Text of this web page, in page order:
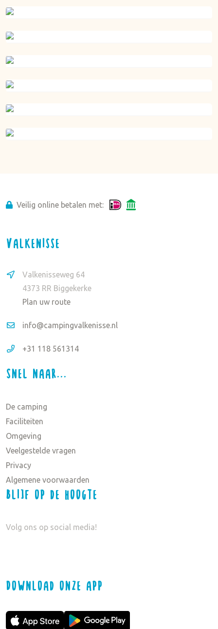
Veilig online betalen met:
Valkenisse
Valkenisseweg 64
4373 RR Biggekerke
Plan uw route
info@campingvalkenisse.nl
+31 118 561314
Snel naar...
De camping
Faciliteiten
Omgeving
Veelgestelde vragen
Privacy
Algemene voorwaarden
Blijf op de hoogte
Volg ons op social media!
Download onze app